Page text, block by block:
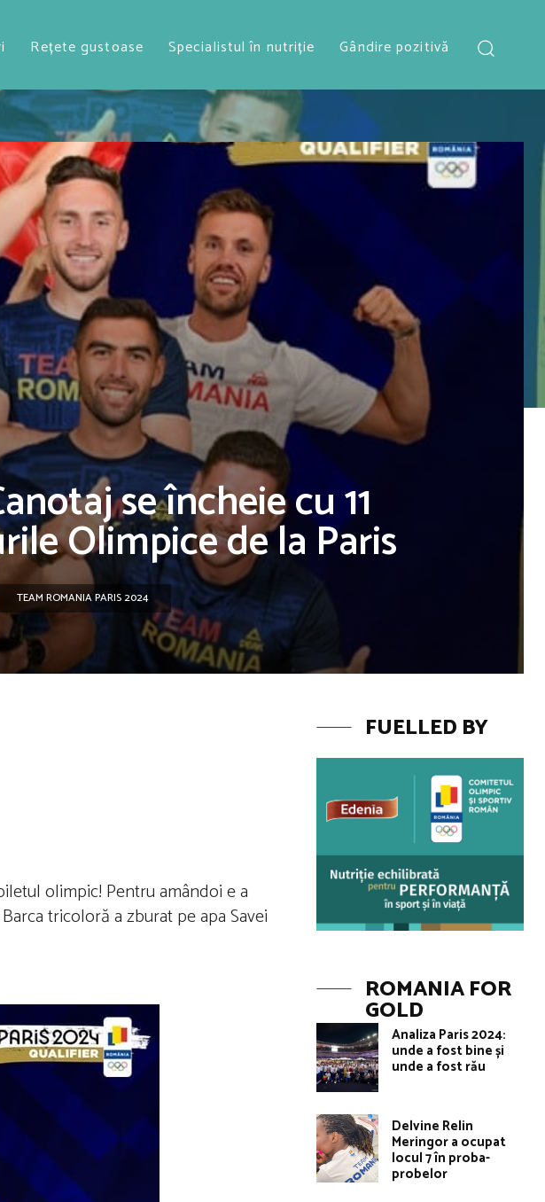
Rețete gustoase Specialistul în nutriție Gândire pozitivă
se încheie cu 11
Olimpice de la Paris
TEAM ROMANIA PARIS 2024
olimpic! Pentru amândoi e a
tricoloră a zburat pe apa Savei
FUELLED BY
ROMANIA FOR
GOLD
Analiza Paris 2024:
unde a fost bine și
unde a fost rău
Delvine Relin
Meringor a ocupat
locul 7 în proba-
probelor